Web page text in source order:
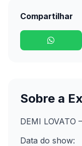
Compartilhar
Sobre a
DEMI LOVATO
Data do show: